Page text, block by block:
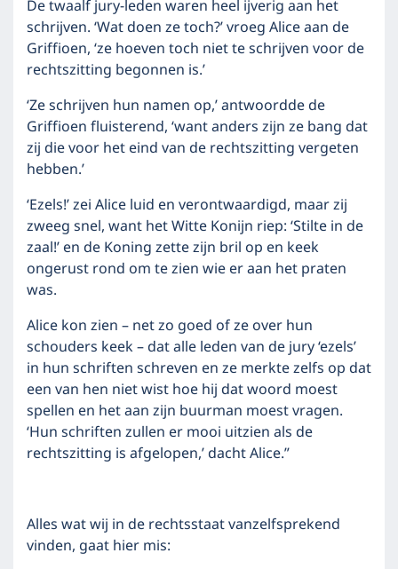
De twaalf jury-leden waren heel ijverig aan het
schrijven. ‘Wat doen ze toch?’ vroeg Alice aan de
Griffioen, ‘ze hoeven toch niet te schrijven voor de
rechtszitting begonnen is.’
‘Ze schrijven hun namen op,’ antwoordde de
Griffioen fluisterend, ‘want anders zijn ze bang dat
zij die voor het eind van de rechtszitting vergeten
hebben.’
‘Ezels!’ zei Alice luid en verontwaardigd, maar zij
zweeg snel, want het Witte Konijn riep: ‘Stilte in de
zaal!’ en de Koning zette zijn bril op en keek
ongerust rond om te zien wie er aan het praten
was.
Alice kon zien – net zo goed of ze over hun
schouders keek – dat alle leden van de jury ‘ezels’
in hun schriften schreven en ze merkte zelfs op dat
een van hen niet wist hoe hij dat woord moest
spellen en het aan zijn buurman moest vragen.
‘Hun schriften zullen er mooi uitzien als de
rechtszitting is afgelopen,’ dacht Alice.”
Alles wat wij in de rechtsstaat vanzelfsprekend
vinden, gaat hier mis: